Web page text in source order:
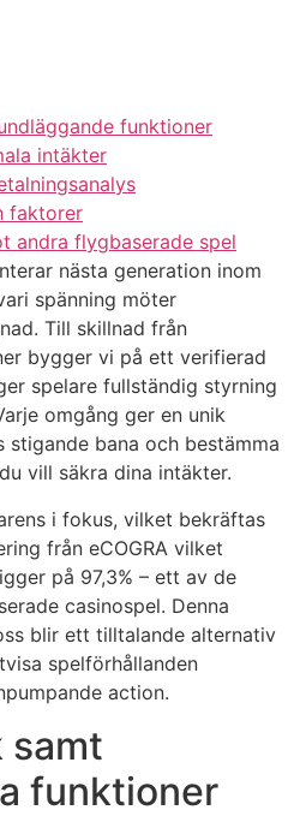
funktioner
intäkter
faktorer
andra flygbaserade spel
nästa generation inom
spänning möter
Till skillnad från
bygger vi på ett verifierad
spelare fullständig styrning
omgång ger en unik
bana och bestämma
vill säkra dina intäkter.
i fokus, vilket bekräftas
från eCOGRA vilket
på 97,3% – ett av de
casinospel. Denna
blir ett tilltalande alternativ
spelförhållanden
action.
samt
funktioner